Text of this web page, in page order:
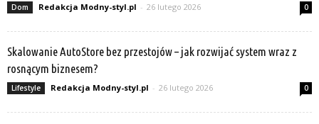
Dom Redakcja Modny-styl.pl - 26 lutego 2026 0
Skalowanie AutoStore bez przestojów – jak rozwijać system wraz z
rosnącym biznesem?
Lifestyle Redakcja Modny-styl.pl - 26 lutego 2026 0